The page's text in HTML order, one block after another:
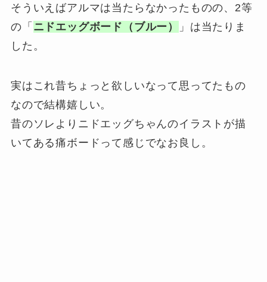
そういえばアルマは当たらなかったものの、2等
の「 ニドエッグボード（ブルー）
」は当たりま
した。
実はこれ昔ちょっと欲しいなって思ってたもの
なので結構嬉しい。
昔のソレよりニドエッグちゃんのイラストが描
いてある痛ボードって感じでなお良し。